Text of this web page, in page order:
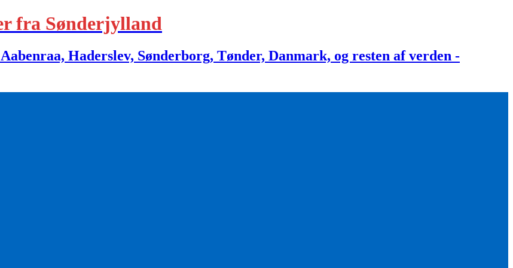
fra Sønderjylland
Haderslev, Sønderborg, Tønder, Danmark, og resten af verden -